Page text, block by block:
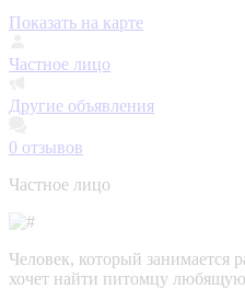
Показать на карте
Частное лицо
Другие объявления
0 отзывов
Частное лицо
Человек, который занимается
хочет найти питомцу